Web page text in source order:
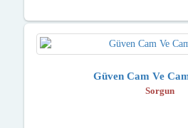
Güven Cam Ve
Sorgun